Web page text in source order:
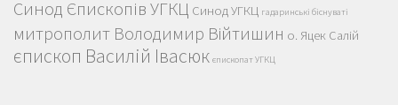
Синод Єпископів УГКЦ Синод УГКЦ гадаринські біснуваті
митрополит Володимир Війтишин о. Яцек Салій
єпископ Василій Івасюк єпископат УГКЦ